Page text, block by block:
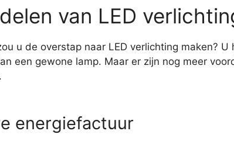
van LED
u de overstap naar LED verlichting maken?
een gewone lamp. Maar er zijn nog meer
energiefactuur